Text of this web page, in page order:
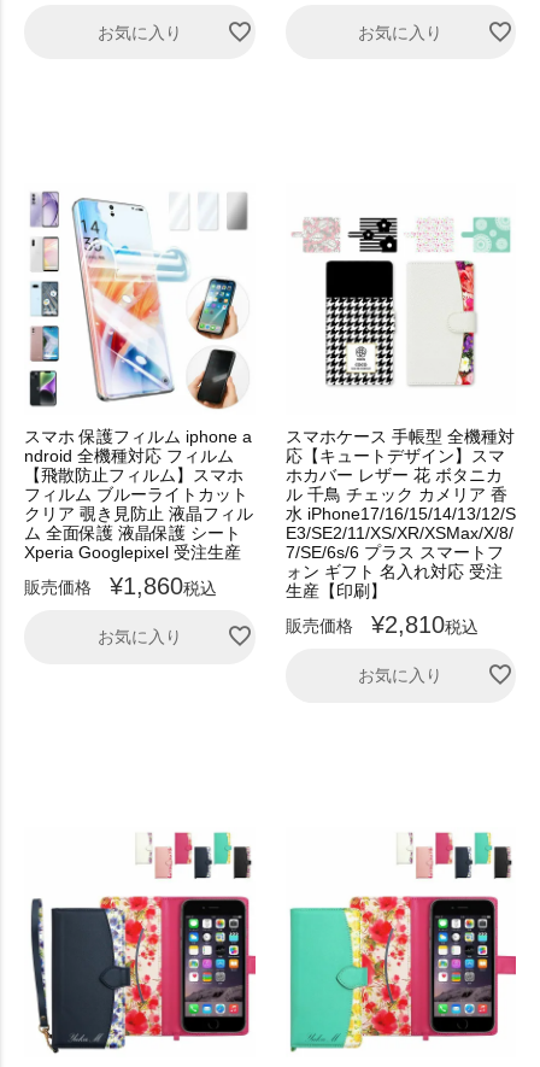
お気に入り お気に入り
スマホ 保護フィルム iphone a
ndroid 全機種対応 フィルム
【飛散防止フィルム】スマホ
フィルム ブルーライトカット
クリア 覗き見防止 液晶フィル
ム 全面保護 液晶保護 シート
Xperia Googlepixel 受注生産
販売価格
¥1,860税込
お気に入り
スマホケース 手帳型 全機種対
応【キュートデザイン】スマ
ホカバー レザー 花 ボタニカ
ル 千鳥 チェック カメリア 香
水 iPhone17/16/15/14/13/12/S
E3/SE2/11/XS/XR/XSMax/X/8/
7/SE/6s/6 プラス スマートフ
ォン ギフト 名入れ対応 受注
生産【印刷】
販売価格
¥2,810税込
お気に入り